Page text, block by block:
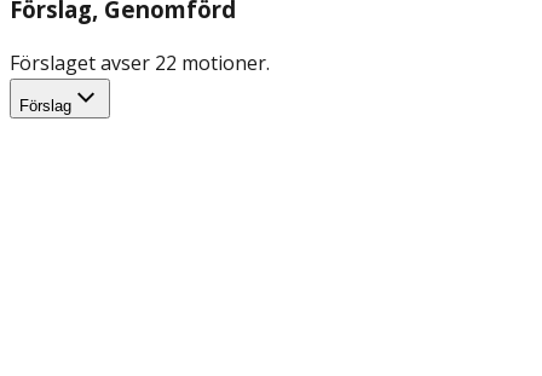
Förslag, Genomförd
Förslaget avser 22 motioner.
Förslag